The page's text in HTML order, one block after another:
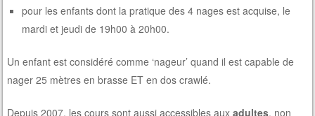
pour les enfants dont la pratique des 4 nages est acquise, le
mardi et jeudi de 19h00 à 20h00.
Un enfant est considéré comme ‘nageur’ quand il est capable de
nager 25 mètres en brasse ET en dos crawlé.
Depuis 2007, les cours sont aussi accessibles auxadultes, non